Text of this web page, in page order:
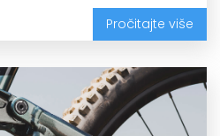
Pročitajte više